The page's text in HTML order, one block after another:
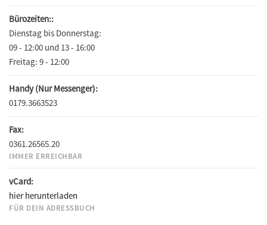
Bürozeiten::
Dienstag bis Donnerstag:
09 - 12:00 und 13 - 16:00
Freitag: 9 - 12:00
Handy (Nur Messenger):
0179.3663523
Fax:
0361.26565.20
IMMER ERREICHBAR
vCard:
hier herunterladen
FÜR DEIN ADRESSBUCH